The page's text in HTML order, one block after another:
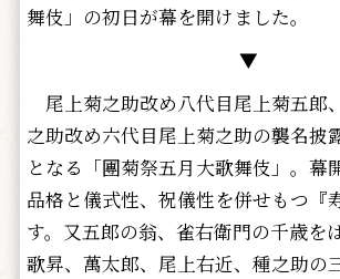
舞伎」の初日が幕を開けました。
▼
尾上菊之助改め八代目尾上菊五郎
之助改め六代目尾上菊之助の襲名披
となる「團菊祭五月大歌舞伎」。幕
品格と儀式性、祝儀性を併せもつ『
す。又五郎の翁、雀右衛門の千歳を
歌昇、萬太郎、尾上右近、種之助の